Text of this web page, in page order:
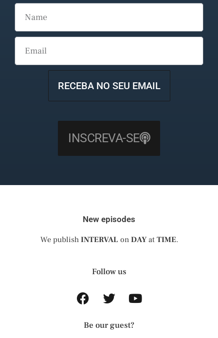
RECEBA NO SEU EMAIL
INSCREVA-SE
New episodes
We publish INTERVAL on DAYat TIME.
Follow us
Be our guest?